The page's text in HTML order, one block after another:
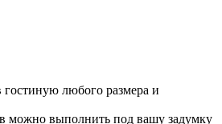
гостиную любого размера и
можно выполнить под вашу задумку